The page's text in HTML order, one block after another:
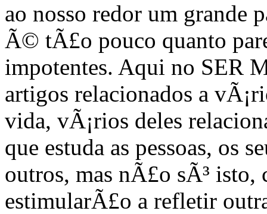
ao nosso redor um grande
Ã© tÃ£o pouco quanto
impotentes. Aqui no SER
artigos relacionados a
vida, vÃ¡rios deles
que estuda as pessoas, os
outros, mas nÃ£o sÃ³
estimularÃ£o a refletir